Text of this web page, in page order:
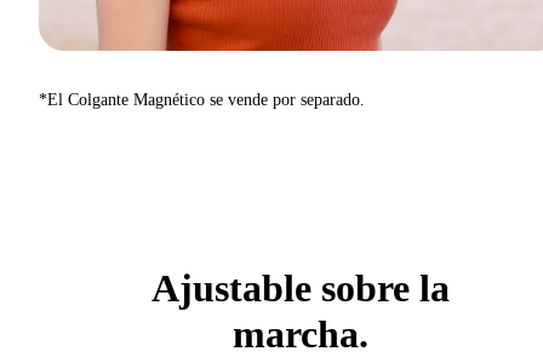
*El Colgante Magnético se vende por separado.
Ajustable sobre la
marcha.